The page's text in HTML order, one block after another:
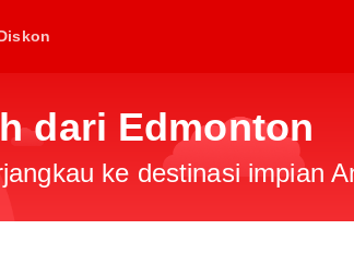
dari Edmonton
ke destinasi impian